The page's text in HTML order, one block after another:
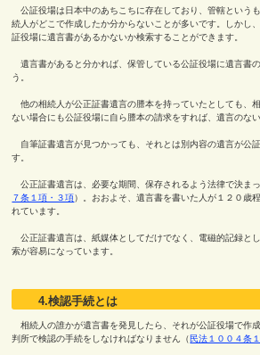
公証役場は日本中のあちこちに存在しており、管轄という
続人がどこで作成したか分からないことが多いです。しかし
証役場に遺言書があるかないか検索することができます。
遺言書があると分かれば、保管している公証役場に遺言書
う。
他の相続人が公正証書遺言の謄本を持っていたとしても、
ない場合にも公証役場に自ら謄本の請求をすれば、遺言のな
自筆証書遺言が見つかっても、それとは別内容の遺言が公
す。
公正証書遺言は、必要な期間、保存されるよう法律で決ま
７条１項・３項）。おおよそ、遺言書を書いた人が１２０歳
れています。
公正証書遺言は、紙媒体としてだけでなく、電磁的記録と
索が容易になっています。
4.検認手続とは
相続人の誰かが遺言書を発見したら、それが公証役場で作
判所で検認の手続をしなければなりません（民法１００４条